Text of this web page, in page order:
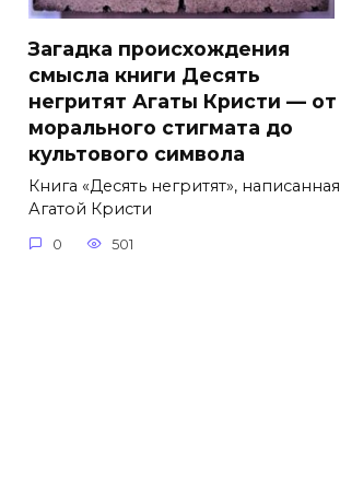
Загадка происхождения
смысла книги Десять
негритят Агаты Кристи — от
морального стигмата до
культового символа
Книга «Десять негритят», написанная
Агатой Кристи
0 501